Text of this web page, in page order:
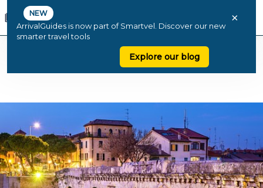
NEW
ArrivalGuides is now part of Smartvel. Discover our new
smarter travel tools
Explore our blog
×